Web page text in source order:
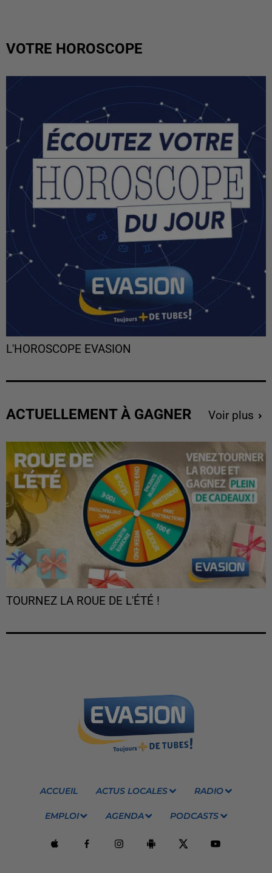
VOTRE HOROSCOPE
L'HOROSCOPE EVASION
ACTUELLEMENT À GAGNER Voir plus
TOURNEZ LA ROUE DE L'ÉTÉ !
ACCUEIL ACTUS LOCALES RADIO
EMPLOI AGENDA PODCASTS